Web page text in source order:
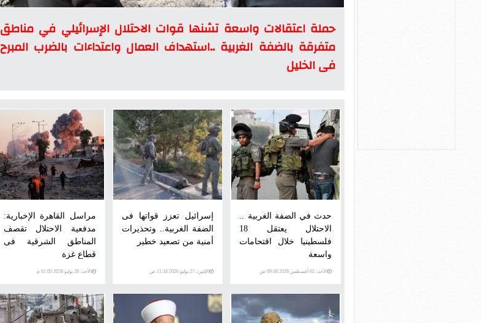
حملة اعتقالات واسعة تشنها قوات الاحتلال الإسرائيلي في مناطق
متفرقة بالضفة الغربية ..استهداف العمال واعتداءات بالضرب المبرح
فى الخليل
حدث في الضفة الغربية ..
الاحتلال يعتقل 18
فلسطينيا خلال اقتحامات
واسعة
الأحد، 02 أغسطس 2026 09:48 ص
إسرائيل تعزز قواتها فى
الضفة الغربية.. وتحذيرات
أمنية من تصعيد خطير
الإثنين، 27 يوليو 2026 11:34 ص
مراسل القاهرة الإخبارية:
مدفعية الاحتلال تقصف
المناطق الشرقية فى
قطاع غزة
الأحد، 26 يوليو 2026 01:05 م